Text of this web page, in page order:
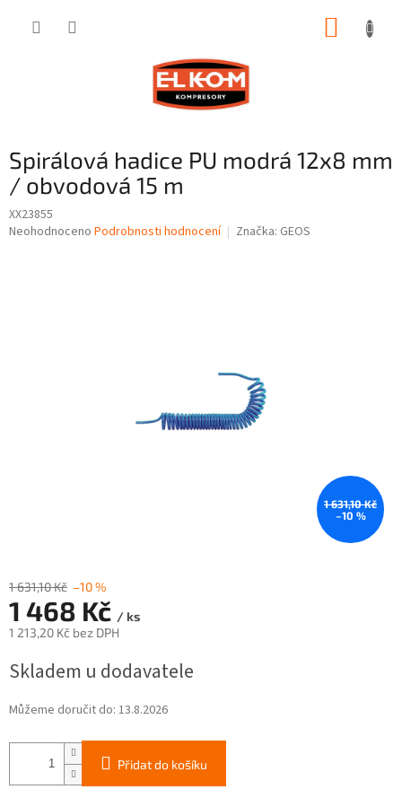
Spirálová hadice PU modrá 12x8 mm
/ obvodová 15 m
XX23855
Průměrné
Neohodnoceno Podrobnosti hodnocení Značka: GEOS
1 631,10 Kč
–10 %
1 631,10 Kč –10 %
1 468 Kč / ks
1 213,20 Kč bez DPH
cena:
Skladem u dodavatele
Můžeme doručit do: 13.8.2026
Přidat do košíku